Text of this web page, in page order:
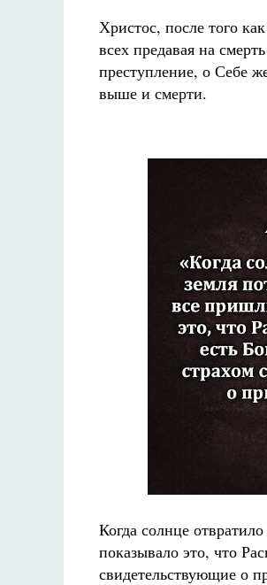
Христос, после того
всех предавая на
преступление, о Себе
выше и смерти.
Когда солнце
показывало это, что
свидетельствующие о